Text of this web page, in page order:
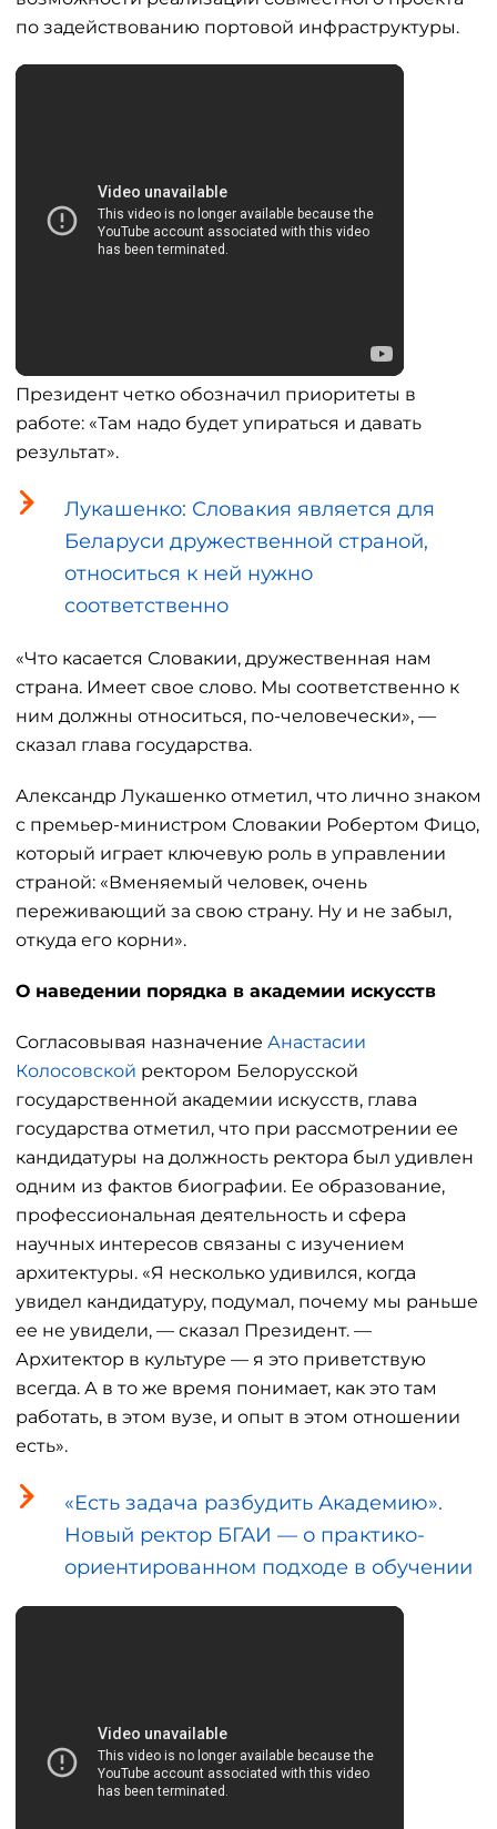
по задействованию портовой инфраструктуры.
Президент четко обозначил приоритеты в
работе: «Там надо будет упираться и давать
результат».
Лукашенко: Словакия является для
Беларуси дружественной страной,
относиться к ней нужно
соответственно
«Что касается Словакии, дружественная нам
страна. Имеет свое слово. Мы соответственно к
ним должны относиться, по-человечески», —
сказал глава государства.
Александр Лукашенко отметил, что лично знаком
с премьер-министром Словакии Робертом Фицо,
который играет ключевую роль в управлении
страной: «Вменяемый человек, очень
переживающий за свою страну. Ну и не забыл,
откуда его корни».
О наведении порядка в академии искусств
Согласовывая назначение Анастасии
Колосовской ректором Белорусской
государственной академии искусств, глава
государства отметил, что при рассмотрении ее
кандидатуры на должность ректора был удивлен
одним из фактов биографии. Ее образование,
профессиональная деятельность и сфера
научных интересов связаны с изучением
архитектуры. «Я несколько удивился, когда
увидел кандидатуру, подумал, почему мы раньше
ее не увидели, — сказал Президент. —
Архитектор в культуре — я это приветствую
всегда. А в то же время понимает, как это там
работать, в этом вузе, и опыт в этом отношении
есть».
«Есть задача разбудить Академию».
Новый ректор БГАИ — о практико-
ориентированном подходе в обучении